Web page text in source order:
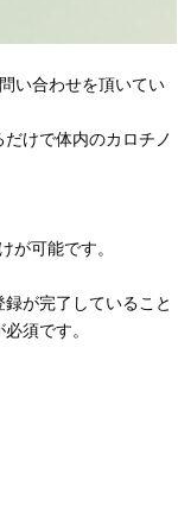
い合わせを頂いてい
けで体内のカロチノ
が可能です。
が完了していること
須です。